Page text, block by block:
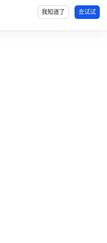
我知道了 去试试